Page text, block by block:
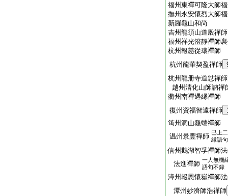
福州東禪可隆大師
撫州永安懷烈大師
新羅龜山和尚
吉州龍須山道殷禪師
福州祥光澄靜禪師
杭州報慈從瓌禪師
杭州龍華契盈禪師
杭州龍册寺道怤禪
越州清化山師訥禪
衢州南禪遇縁禪師
復州資福智遠禪師
筠州洞山龜端禪師
温州景豐禪師 已上
縁語
信州鵝湖智孚禪師
法進禪師 一人無機
語句不録
漳州報恩懷嶽禪師
潭州妙濟師浩禪師